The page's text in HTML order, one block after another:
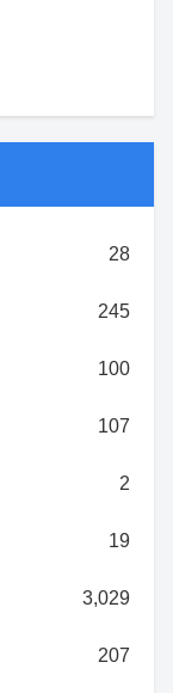
28
245
100
107
2
19
3,029
207